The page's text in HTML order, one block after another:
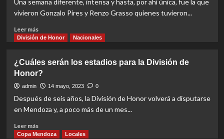
Una semana diferente, intensa y hasta, por ahí única, fue la que
vivieron Gonzalo Pires y Renzo Grasso quienes tuvieron...
Leer másRead
more
experiencia
increíble”
División de Honor Nacionales
¿Cuáles serán los estadios para la División de
Honor?
admin 14 mayo, 2023 0
Después de seis años, la División de Honor volverá a disputarse
en Mendoza y, a poco más de un mes...
Leer másRead
more
Copa Mendoza Locales